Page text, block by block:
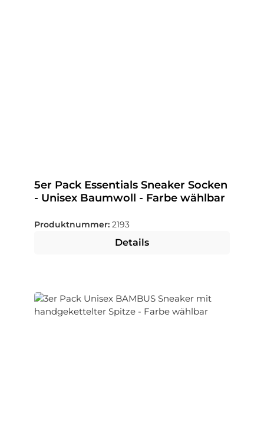
5er Pack Essentials Sneaker Socken
- Unisex Baumwoll - Farbe wählbar
Produktnummer: 2193
Details